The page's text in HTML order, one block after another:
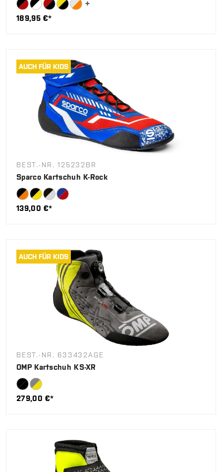
189,95 €*
AUCH FÜR KIDS
BEST.-NR. 125232BR
Sparco Kartschuh K-Rock
139,00 €*
AUCH FÜR KIDS
BEST.-NR. 633432AGE
OMP Kartschuh KS-XR
279,00 €*